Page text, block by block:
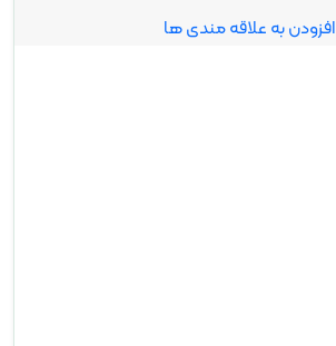
افزودن به علاقه مندی ها